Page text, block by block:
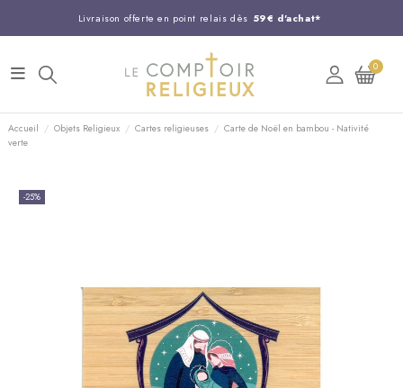
Livraison offerte en point relais dès 59€ d'achat*
Entreprise Française familiale
Support client disponible au 03 20 24 74 15
Commandez avant 14H, expédition le jour même !
0
Accueil Objets Religieux Cartes religieuses
Carte de Noël en bambou - Nativité
verte
-25%